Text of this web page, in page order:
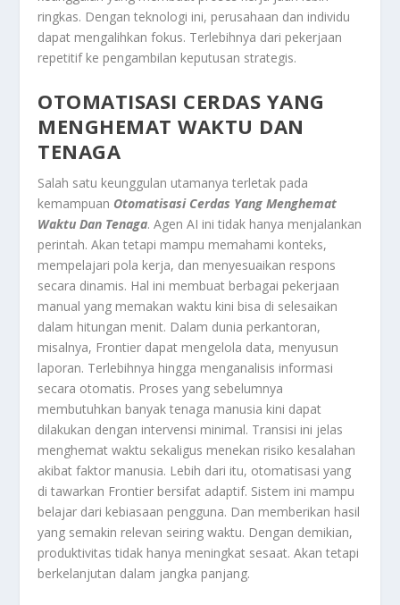
ringkas. Dengan teknologi ini, perusahaan dan individu
dapat mengalihkan fokus. Terlebihnya dari pekerjaan
repetitif ke pengambilan keputusan strategis.
OTOMATISASI CERDAS YANG
MENGHEMAT WAKTU DAN
TENAGA
Salah satu keunggulan utamanya terletak pada
kemampuan Otomatisasi Cerdas Yang Menghemat
Waktu Dan Tenaga. Agen AI ini tidak hanya menjalankan
perintah. Akan tetapi mampu memahami konteks,
mempelajari pola kerja, dan menyesuaikan respons
secara dinamis. Hal ini membuat berbagai pekerjaan
manual yang memakan waktu kini bisa di selesaikan
dalam hitungan menit. Dalam dunia perkantoran,
misalnya, Frontier dapat mengelola data, menyusun
laporan. Terlebihnya hingga menganalisis informasi
secara otomatis. Proses yang sebelumnya
membutuhkan banyak tenaga manusia kini dapat
dilakukan dengan intervensi minimal. Transisi ini jelas
menghemat waktu sekaligus menekan risiko kesalahan
akibat faktor manusia. Lebih dari itu, otomatisasi yang
di tawarkan Frontier bersifat adaptif. Sistem ini mampu
belajar dari kebiasaan pengguna. Dan memberikan hasil
yang semakin relevan seiring waktu. Dengan demikian,
produktivitas tidak hanya meningkat sesaat. Akan tetapi
berkelanjutan dalam jangka panjang.